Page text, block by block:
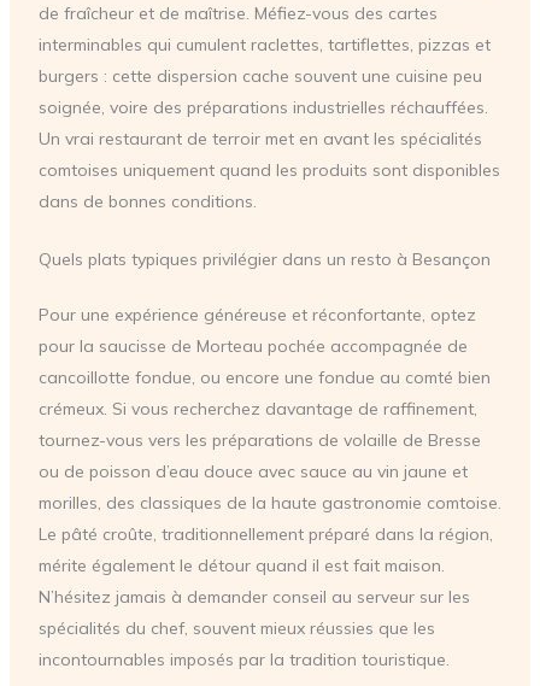
de fraîcheur et de maîtrise. Méfiez-vous des cartes
interminables qui cumulent raclettes, tartiflettes, pizzas et
burgers : cette dispersion cache souvent une cuisine peu
soignée, voire des préparations industrielles réchauffées.
Un vrai restaurant de terroir met en avant les spécialités
comtoises uniquement quand les produits sont disponibles
dans de bonnes conditions.
Quels plats typiques privilégier dans un resto à Besançon
Pour une expérience généreuse et réconfortante, optez
pour la saucisse de Morteau pochée accompagnée de
cancoillotte fondue, ou encore une fondue au comté bien
crémeux. Si vous recherchez davantage de raffinement,
tournez-vous vers les préparations de volaille de Bresse
ou de poisson d’eau douce avec sauce au vin jaune et
morilles, des classiques de la haute gastronomie comtoise.
Le pâté croûte, traditionnellement préparé dans la région,
mérite également le détour quand il est fait maison.
N’hésitez jamais à demander conseil au serveur sur les
spécialités du chef, souvent mieux réussies que les
incontournables imposés par la tradition touristique.